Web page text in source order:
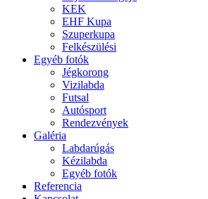
KEK
EHF Kupa
Szuperkupa
Felkészülési
Egyéb fotók
Jégkorong
Vizilabda
Futsal
Autósport
Rendezvények
Galéria
Labdarúgás
Kézilabda
Egyéb fotók
Referencia